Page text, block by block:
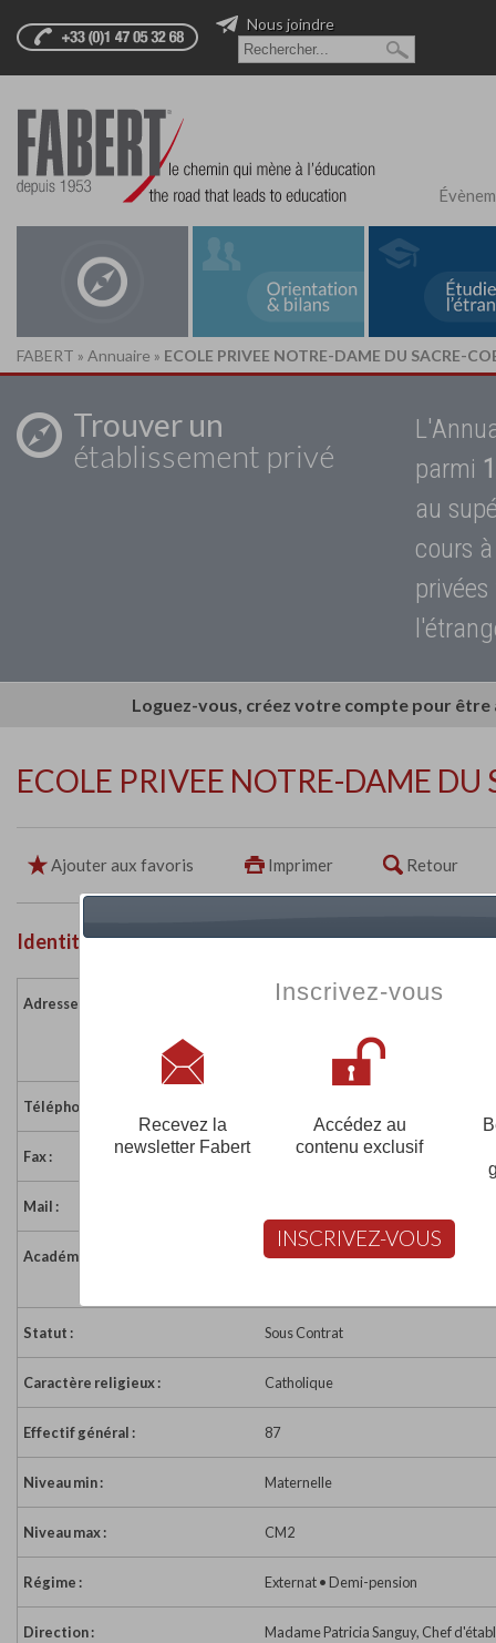
Nous joindre
FABERT » Annuaire » ECOLE PRIVEE NOTRE-DAME DU SACRE-
Trouver un
établissement privé
parmi
au
cours
Loguez-vous, créez votre compte pour
ECOLE PRIVEE NOTRE-DAME DU
Ajouter aux favoris Imprimer Retour
Identité de l'établissement
Adresse :
5 rue de Normandie
Téléphone :
Fax : 02 99 80 06 56
Mail :
Académie :
Académie de Rennes
Statut : Sous Contrat
Caractère religieux : Catholique
Effectif général : 87
Niveau min : Maternelle
Niveau max : CM2
Régime : Externat • Demi-pension
Direction : Madame Patricia Sanguy, Chef
Inscrivez-vous
Recevez la
newsletter Fabert
Accédez au
contenu exclusif
INSCRIVEZ-VOUS